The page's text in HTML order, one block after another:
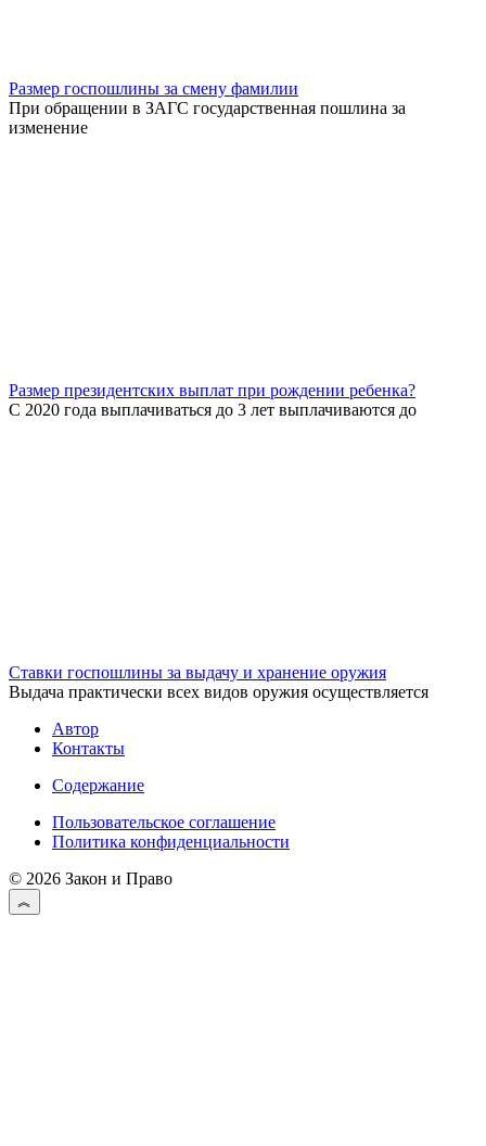
Размер госпошлины за смену фамилии
При обращении в ЗАГС государственная пошлина за
изменение
Размер президентских выплат при рождении ребенка?
С 2020 года выплачиваться до 3 лет выплачиваются до
Ставки госпошлины за выдачу и хранение оружия
Выдача практически всех видов оружия осуществляется
Автор
Контакты
Содержание
Пользовательское соглашение
Политика конфиденциальности
© 2026 Закон и Право